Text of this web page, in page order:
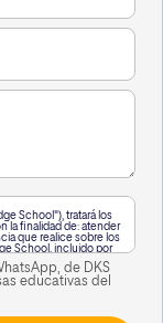
School"), tratará los
la finalidad de: atender
que realice sobre los
School, incluido por
informado de
sus datos de carácter
de sus
clicaquí.
de DKS
educativas del